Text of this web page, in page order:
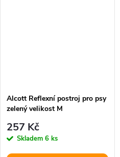
Alcott Reflexní postroj pro psy
zelený velikost M
257 Kč
Skladem 6 ks